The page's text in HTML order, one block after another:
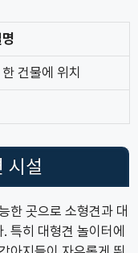
건물에 위치
시설
한 곳으로 소형견과 대
특히 대형견 놀이터에